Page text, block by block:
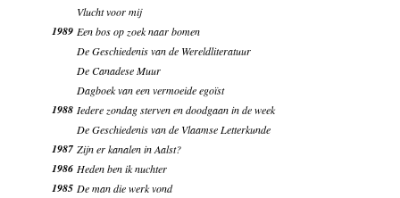
Vlucht voor mij
1989 Een bos op zoek naar bomen
De Geschiedenis van de Wereldliteratuur
De Canadese Muur
Dagboek van een vermoeide egoïst
1988 Iedere zondag sterven en doodgaan in de week
De Geschiedenis van de Vlaamse Letterkunde
1987 Zijn er kanalen in Aalst?
1986 Heden ben ik nuchter
1985 De man die werk vond